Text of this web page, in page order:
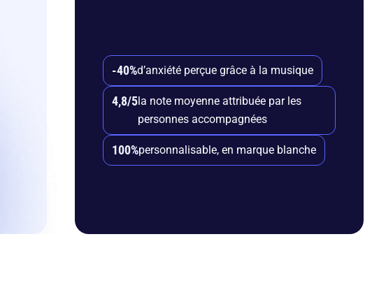
-40%d’anxiété perçue grâce à la musique
4,8/5la note moyenne attribuée par les
personnes accompagnées
100%personnalisable, en marque blanche